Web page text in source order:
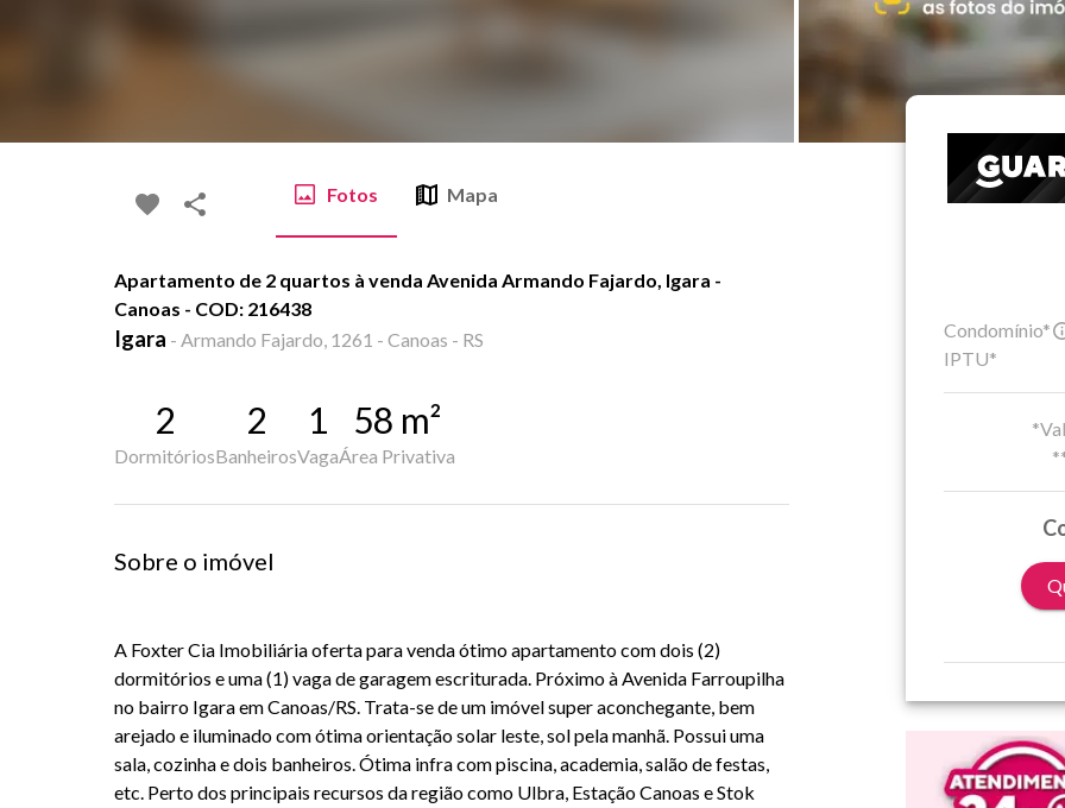
Fotos Mapa
Apartamento de 2 quartos à venda Avenida Armando Fajardo, Igara -
Canoas - COD: 216438
Igara - Armando Fajardo, 1261 - Canoas - RS
2
Dormitórios
2
Banheiros
1
Vaga
58 m²
Área Privativa
Sobre o imóvel
A Foxter Cia Imobiliária oferta para venda ótimo apartamento com dois (2)
dormitórios e uma (1) vaga de garagem escriturada. Próximo à Avenida Farroupilha
no bairro Igara em Canoas/RS. Trata-se de um imóvel super aconchegante, bem
arejado e iluminado com ótima orientação solar leste, sol pela manhã. Possui uma
sala, cozinha e dois banheiros. Ótima infra com piscina, academia, salão de festas,
etc. Perto dos principais recursos da região como Ulbra, Estação Canoas e Stok
Condomínio*
IPTU*